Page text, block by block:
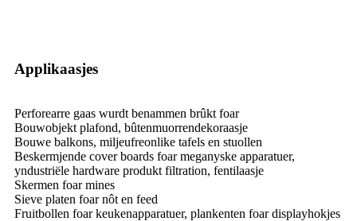
Applikaasjes
Perforearre gaas wurdt benammen brûkt foar
Bouwobjekt plafond, bûtenmuorrendekoraasje
Bouwe balkons, miljeufreonlike tafels en stuollen
Beskermjende cover boards foar meganyske apparatuer,
yndustriële hardware produkt filtration, fentilaasje
Skermen foar mines
Sieve platen foar nôt en feed
Fruitbollen foar keukenapparatuer, plankenten foar displayhokjes